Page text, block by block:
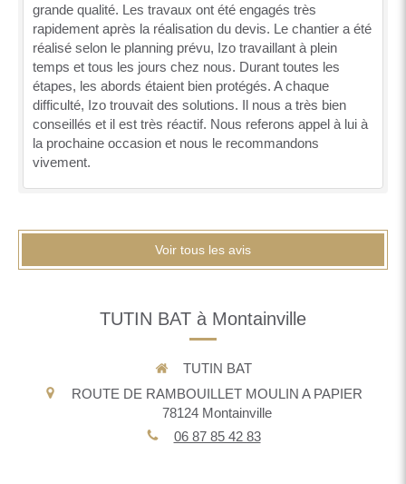
grande qualité. Les travaux ont été engagés très
rapidement après la réalisation du devis. Le chantier a été
réalisé selon le planning prévu, Izo travaillant à plein
temps et tous les jours chez nous. Durant toutes les
étapes, les abords étaient bien protégés. A chaque
difficulté, Izo trouvait des solutions. Il nous a très bien
conseillés et il est très réactif. Nous referons appel à lui à
la prochaine occasion et nous le recommandons
vivement.
Voir tous les avis
TUTIN BAT à Montainville
TUTIN BAT
ROUTE DE RAMBOUILLET MOULIN A PAPIER
78124 Montainville
06 87 85 42 83